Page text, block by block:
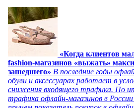
«Когда клиентов
fashion-магазинов «выжать»
зашедшего» В последние годы
обуви и аксессуарах работает в
снижения входящего трафика. По
трафика офлайн-магазинов в России